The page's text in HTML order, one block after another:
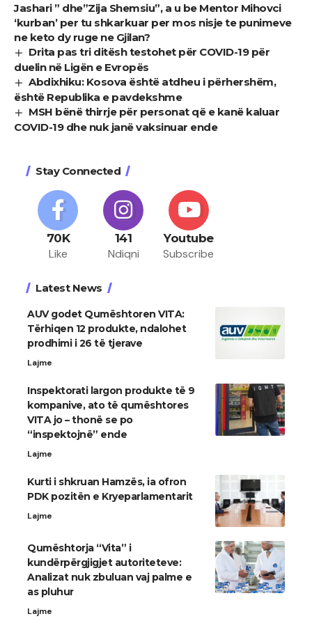
Jashari ” dhe”Zija Shemsiu”, a u be Mentor Mihovci
‘kurban’ per tu shkarkuar per mos nisje te punimeve
ne keto dy ruge ne Gjilan?
Drita pas tri ditësh testohet për COVID-19 për
duelin në Ligën e Evropës
Abdixhiku: Kosova është atdheu i përhershëm,
është Republika e pavdekshme
MSH bënë thirrje për personat që e kanë kaluar
COVID-19 dhe nuk janë vaksinuar ende
Stay Connected
70K
Like
141
Ndiqni
Youtube
Subscribe
Latest News
AUV godet Qumështoren VITA:
Tërhiqen 12 produkte, ndalohet
prodhimi i 26 të tjerave
Lajme
Inspektorati largon produkte të 9
kompanive, ato të qumështores
VITA jo – thonë se po
“inspektojnë” ende
Lajme
Kurti i shkruan Hamzës, ia ofron
PDK pozitën e Kryeparlamentarit
Lajme
Qumështorja “Vita” i
kundërpërgjigjet autoriteteve:
Analizat nuk zbuluan vaj palme e
as pluhur
Lajme